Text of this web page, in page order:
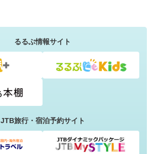
るるぶ情報サイト
JTB旅行・宿泊予約サイト